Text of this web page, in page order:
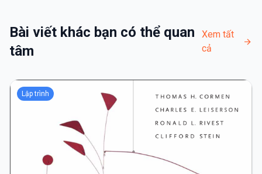
Bài viết khác bạn có thể quan
tâm
Xem tất
cả
Lập trình